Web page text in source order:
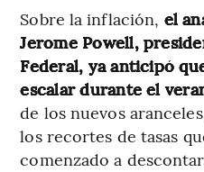
Sobre la inflación, el
Jerome Powell,
Federal, ya anticipó
escalar durante el
de los nuevos
los recortes de tasas
comenzado a